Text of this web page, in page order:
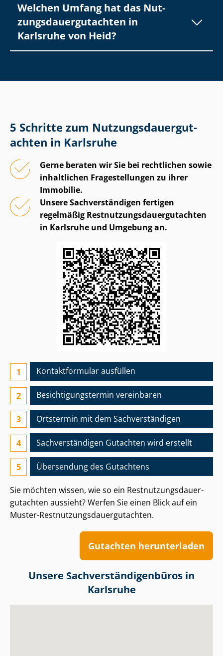
Welchen Umfang hat das Nut­
zungs­dau­er­gut­ach­ten in
Karlsruhe von Heid?
5 Schritte zum Nut­zungs­dau­er­gut­
ach­ten in Karlsruhe
Gerne beraten wir Sie bei rechtlichen sowie
inhaltlichen Fragestellungen zu ihrer
Immobilie.
Unsere Sach­ver­stän­di­gen fertigen
regelmäßig Rest­nut­zungs­dau­er­gut­ach­ten
in Karlsruhe und Umgebung an.
Kontaktformular ausfüllen
Besichtigungs­termin vereinbaren
Ortstermin mit dem Sach­ver­stän­di­gen
Sach­ver­stän­di­gen Gutachten wird erstellt
Übersendung des Gutachtens
Sie möchten wissen, wie so ein Rest­nut­zungs­dau­er­
gut­ach­ten aussieht? Werfen Sie einen Blick auf ein
Muster-Rest­nut­zungs­dau­er­gut­ach­ten.
Gutachten herunterladen
Unsere Sach­ver­stän­di­gen­bü­ros in
Karlsruhe